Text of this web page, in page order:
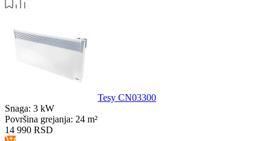
Tesy CN03300
Snaga: 3 kW
Površina grejanja: 24 m²
14 990 RSD